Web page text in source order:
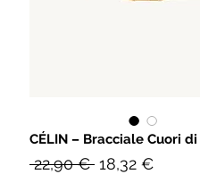
CÉLIN – Bracciale Cuori
22,90 € Prezzo
18,32 €Prezzo